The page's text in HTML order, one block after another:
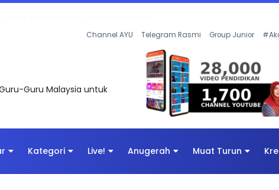
Channel AYU Telegram Rasmi Group Junior
Guru Malaysia untuk
Kategori Live! Anugerah Muat Turun